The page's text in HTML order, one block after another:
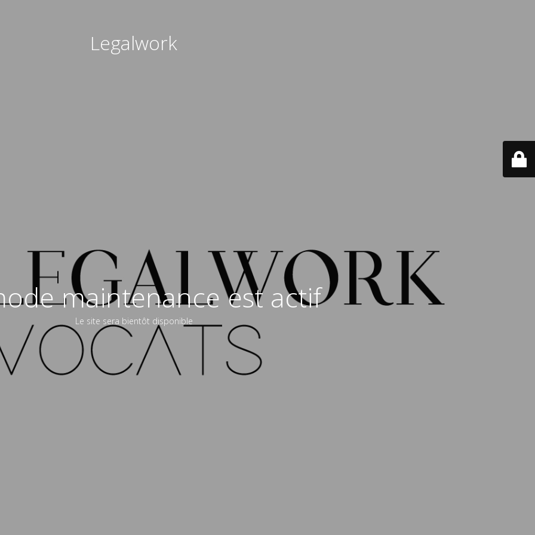
Legalwork
maintenance est actif
Le site sera bientôt disponible